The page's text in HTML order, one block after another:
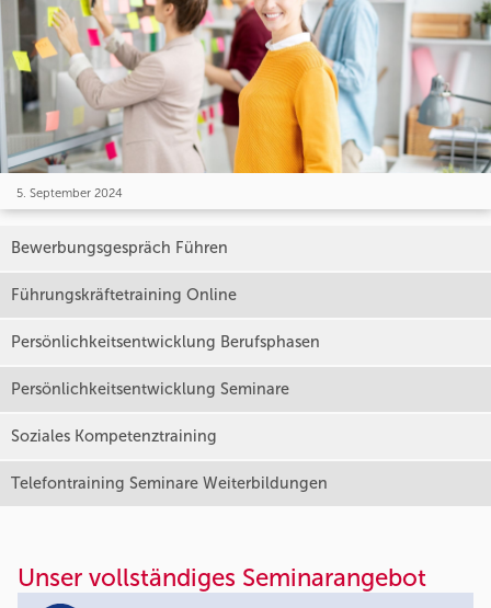
5. September 2024
Bewerbungsgespräch Führen
Führungskräftetraining Online
Persönlichkeitsentwicklung Berufsphasen
Persönlichkeitsentwicklung Seminare
Soziales Kompetenztraining
Telefontraining Seminare Weiterbildungen
Unser vollständiges Seminarangebot